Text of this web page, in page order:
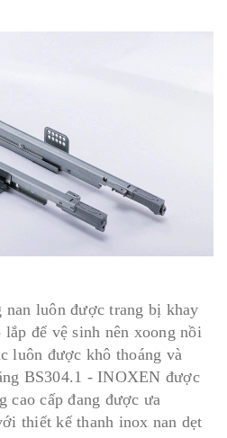
nan luôn được trang bị khay
để vệ sinh nên xoong nồi
luôn được khô thoáng và
BS304.1 - INOXEN được
cao cấp đang được ưa
thiết kế thanh inox nan dẹt